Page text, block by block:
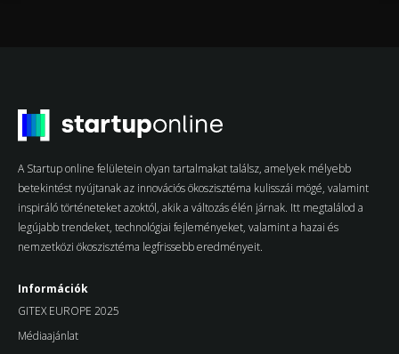
A Startup online felületein olyan tartalmakat találsz, amelyek mélyebb
betekintést nyújtanak az innovációs ökoszisztéma kulisszái mögé, valamint
inspiráló történeteket azoktól, akik a változás élén járnak. Itt megtalálod a
legújabb trendeket, technológiai fejleményeket, valamint a hazai és
nemzetközi ökoszisztéma legfrissebb eredményeit.
Információk
GITEX EUROPE 2025
Médiaajánlat